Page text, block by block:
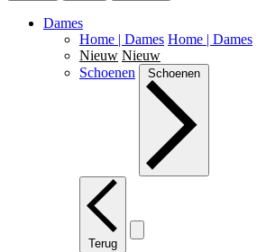
Dames
Home | Dames Home | Dames
Nieuw Nieuw
Schoenen
Schoenen
Terug